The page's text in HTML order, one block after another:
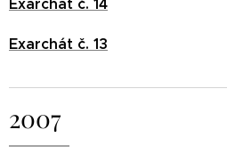
Exarchát č. 14
Exarchát č. 13
2007